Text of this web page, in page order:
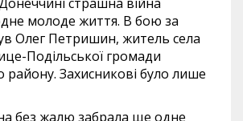
молоде життя. В бою за
Олег Петришин, житель села
Подільської громади
району. Захисникові було лише
без жалю забрала ще одне